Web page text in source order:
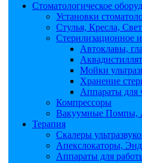
Стоматологическое
Установки
Стулья, Кресла,
Стерилизационное
Автоклавы,
Мойки
Хранение
Аппараты для
Компрессоры
Вакуумные Помпы,
Терапия
Скалеры
Апекслокаторы,
Аппараты для